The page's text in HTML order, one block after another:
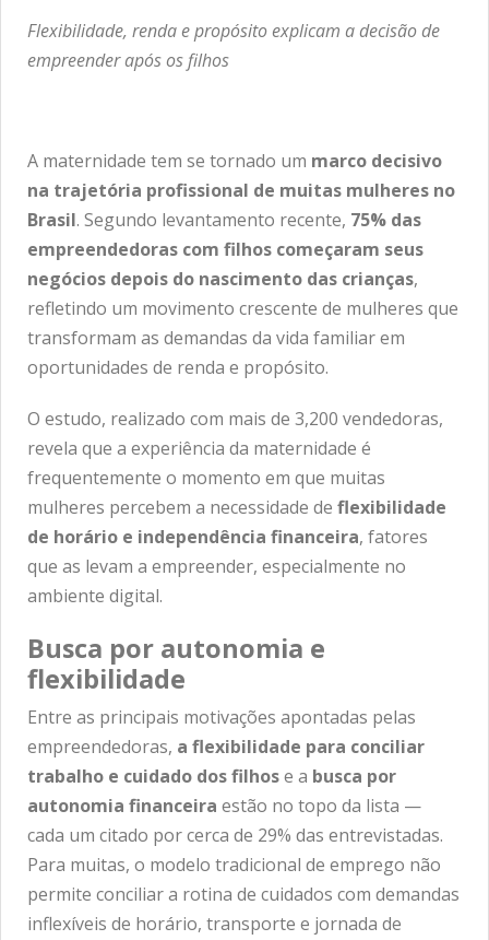
Flexibilidade, renda e propósito explicam a decisão de
empreender após os filhos
A maternidade tem se tornado um marco decisivo
na trajetória profissional de muitas mulheres no
Brasil. Segundo levantamento recente, 75% das
empreendedoras com filhos começaram seus
negócios depois do nascimento das crianças,
refletindo um movimento crescente de mulheres que
transformam as demandas da vida familiar em
oportunidades de renda e propósito.
O estudo, realizado com mais de 3,200 vendedoras,
revela que a experiência da maternidade é
frequentemente o momento em que muitas
mulheres percebem a necessidade de flexibilidade
de horário e independência financeira, fatores
que as levam a empreender, especialmente no
ambiente digital.
Busca por autonomia e
flexibilidade
Entre as principais motivações apontadas pelas
empreendedoras, a flexibilidade para conciliar
trabalho e cuidado dos filhose a busca por
autonomia financeira estão no topo da lista —
cada um citado por cerca de 29% das entrevistadas.
Para muitas, o modelo tradicional de emprego não
permite conciliar a rotina de cuidados com demandas
inflexíveis de horário, transporte e jornada de